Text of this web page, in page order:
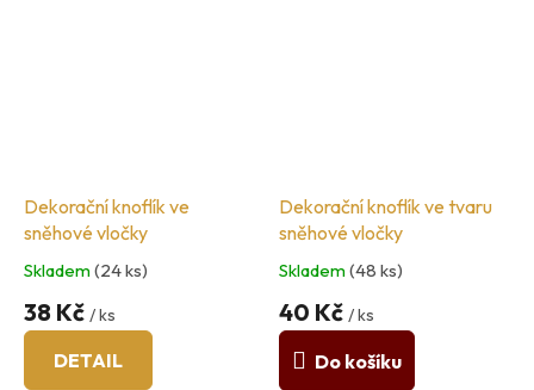
Dekorační knoflík ve
sněhové vločky
Skladem(24 ks)
38 Kč / ks
DETAIL
Dekorační knoflík ve tvaru
sněhové vločky
Skladem(48 ks)
40 Kč / ks
Do košíku